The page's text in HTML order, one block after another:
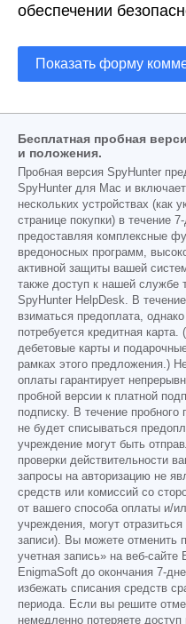
обеспечении
Показать форму
Бесплатная пробная
и положения.
Пробная версия SpyHunter
SpyHunter для Mac и
нескольких устройствах (как
странице покупки) в течение
предоставляя комплексные
вредоносных программ,
активной защиты вашей
также доступ к нашей службе
SpyHunter HelpDesk. В
взиматься предоплата,
потребуется кредитная
дебетовые карты и
рамках этого предложения.)
оплаты гарантирует
пробной версии к платной
подписку. В течение
не будет списываться
учреждение могут быть
проверки действительности
запросы на авторизацию не
средств или комиссий со
от вашего способа оплаты и/
учреждения, могут
записи). Вы можете отменить
учетная запись» на веб-
EnigmaSoft до окончания 7-
избежать списания средств
периода. Если вы решите
немедленно потеряете